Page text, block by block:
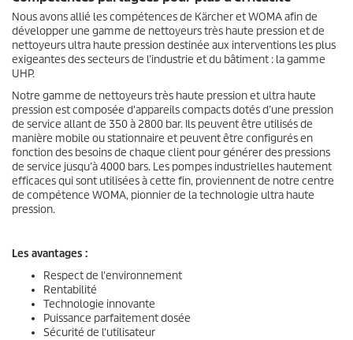
Nous avons allié les compétences de Kärcher et WOMA afin de
développer une gamme de nettoyeurs très haute pression et de
nettoyeurs ultra haute pression destinée aux interventions les plus
exigeantes des secteurs de l’industrie et du bâtiment : la gamme
UHP.
Notre gamme de nettoyeurs très haute pression et ultra haute
pression est composée d'appareils compacts dotés d’une pression
de service allant de 350 à 2800 bar. Ils peuvent être utilisés de
manière mobile ou stationnaire et peuvent être configurés en
fonction des besoins de chaque client pour générer des pressions
de service jusqu’à 4000 bars. Les pompes industrielles hautement
efficaces qui sont utilisées à cette fin, proviennent de notre centre
de compétence WOMA, pionnier de la technologie ultra haute
pression.
Les avantages :
Respect de l'environnement
Rentabilité
Technologie innovante
Puissance parfaitement dosée
Sécurité de l'utilisateur